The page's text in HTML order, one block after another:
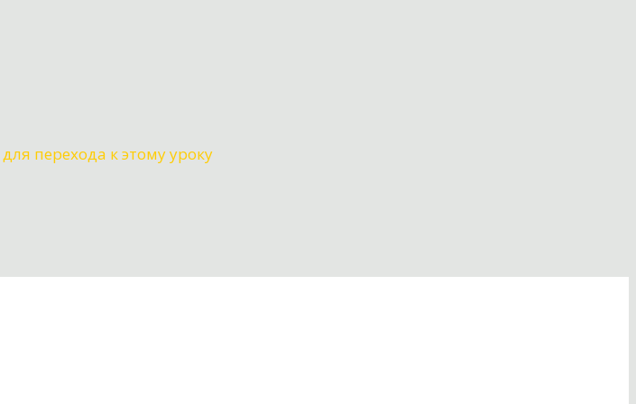
для перехода к этому уроку